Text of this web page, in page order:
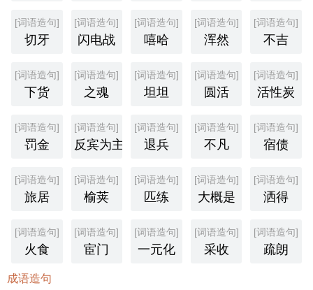
[词语造句]
切牙
[词语造句]
闪电战
[词语造句]
嘻哈
[词语造句]
浑然
[词语造句]
不吉
[词语造句]
下货
[词语造句]
之魂
[词语造句]
坦坦
[词语造句]
圆活
[词语造句]
活性炭
[词语造句]
罚金
[词语造句]
反宾为主
[词语造句]
退兵
[词语造句]
不凡
[词语造句]
宿债
[词语造句]
旅居
[词语造句]
榆荚
[词语造句]
匹练
[词语造句]
大概是
[词语造句]
洒得
[词语造句]
火食
[词语造句]
宦门
[词语造句]
一元化
[词语造句]
采收
[词语造句]
疏朗
成语造句